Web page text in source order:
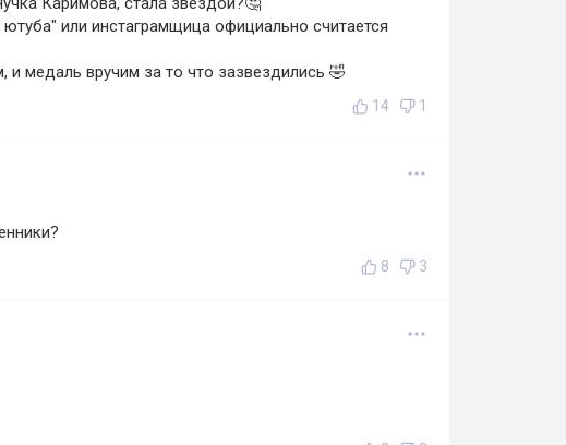
или инстаграмщица официально считается
медаль вручим за то что зазвездились 🤣
14 1
8 3